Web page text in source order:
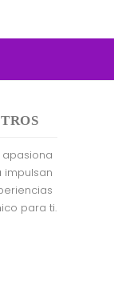
impulsan
para ti.